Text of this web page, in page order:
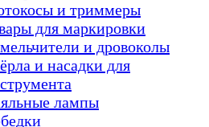
и триммеры
для маркировки
и дровоколы
и насадки для
лампы